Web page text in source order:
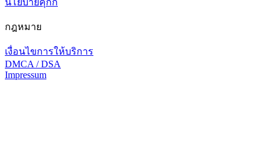
กฎหมาย
เงื่อนไขการให้บริการ
DMCA / DSA
Impressum